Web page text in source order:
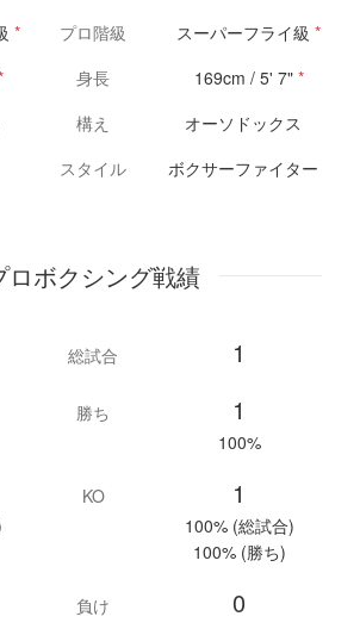
* プロ階級 スーパーフライ級 *
身長 169cm / 5' 7" *
構え
オーソドックス
スタイル
ボクサーファイター
ロボクシング戦績
総試合
1
勝ち 1
100%
KO 1
100% (総試合)
100% (勝ち)
負け 0